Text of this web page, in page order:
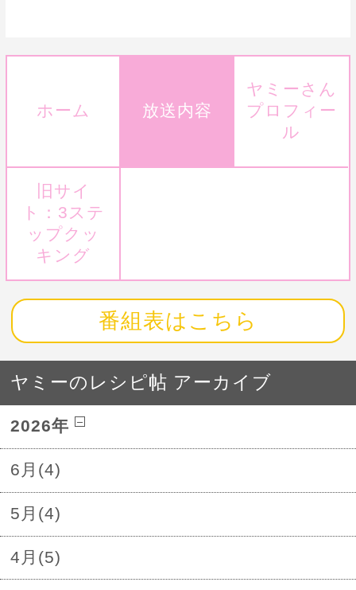
ホーム 放送内容
ヤミーさん
プロフィー
ル
旧サイ
ト：3ステ
ップクッ
キング
番組表はこちら
ヤミーのレシピ帖 アーカイブ
2026年
6月(4)
5月(4)
4月(5)